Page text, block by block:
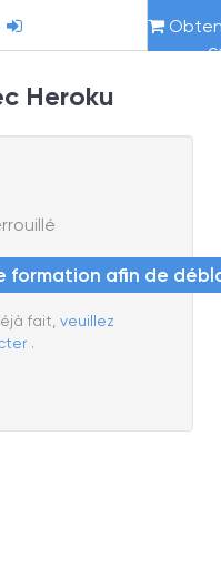
Heroku
formation afin de
fait, veuillez
.